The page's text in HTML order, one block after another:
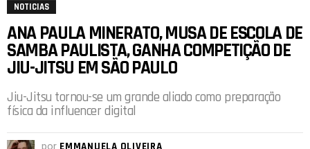
NOTICIAS
ANA PAULA MINERATO, MUSA DE ESCOLA DE
SAMBA PAULISTA, GANHA COMPETIÇÃO DE
JIU-JITSU EM SÃO PAULO
Jiu-Jitsu tornou-se um grande aliado como preparação
física da influencer digital
por EMMANUELA OLIVEIRA